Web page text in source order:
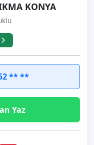
KONYA
** **
Yaz